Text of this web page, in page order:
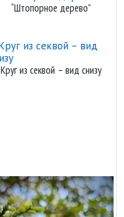
“Штопорное дерево”
Круг из секвой – вид снизу